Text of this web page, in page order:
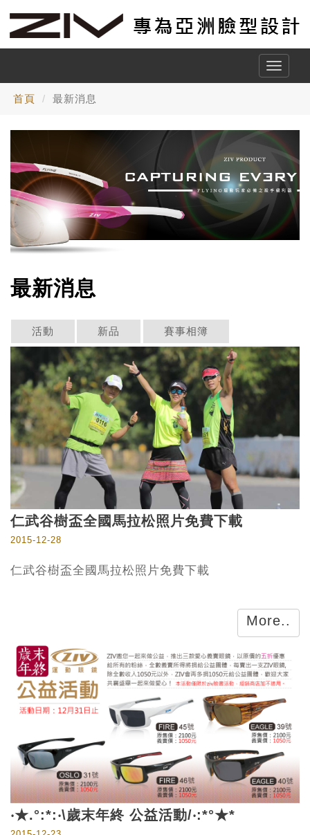
Toggle
首頁 最新消息
最新消息
活動 新品 賽事相簿
仁武谷樹盃全國馬拉松照片免費下載
2015-12-28
仁武谷樹盃全國馬拉松照片免費下載
More..
‧★.°:*:‧\歲末年終 公益活動/‧:*°★*